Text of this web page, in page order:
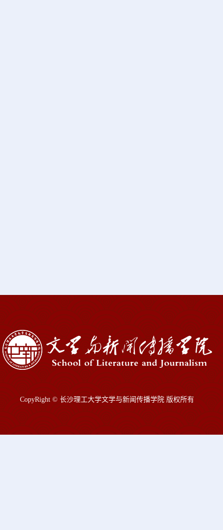
CopyRight © 长沙理工大学文学与新闻传播学院 版权所有